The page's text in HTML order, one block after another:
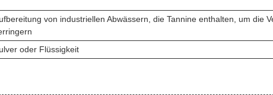
von industriellen Abwässern, die Tannine enthalten, um die
oder Flüssigkeit